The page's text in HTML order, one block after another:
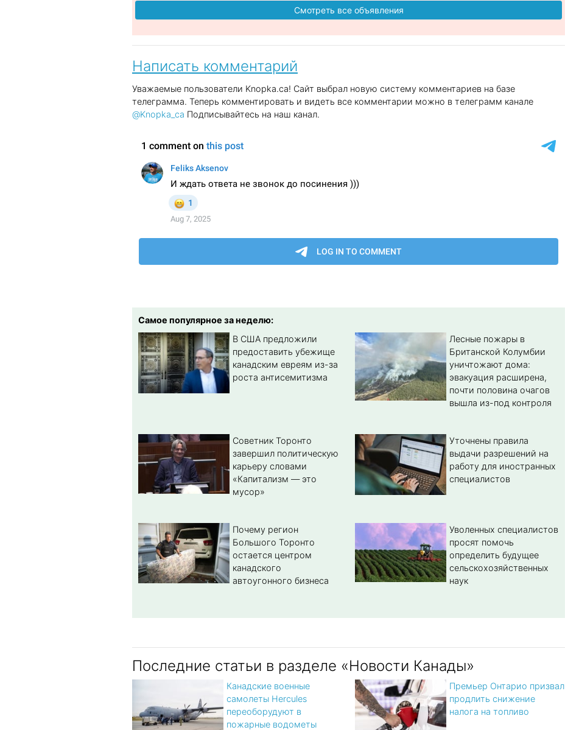
Смотреть все объявления
Написать комментарий
Уважаемые пользователи Knopka.ca! Сайт выбрал новую систему комментариев на базе
телеграмма. Теперь комментировать и видеть все комментарии можно в телеграмм канале
@Knopka_ca Подписывайтесь на наш канал.
Самое популярное за неделю:
В США предложили
предоставить убежище
канадским евреям из-за
роста антисемитизма
Лесные пожары в
Британской Колумбии
уничтожают дома:
эвакуация расширена,
почти половина очагов
вышла из-под контроля
Советник Торонто
завершил политическую
карьеру словами
«Капитализм — это
мусор»
Уточнены правила
выдачи разрешений на
работу для иностранных
специалистов
Почему регион
Большого Торонто
остается центром
канадского
автоугонного бизнеса
Уволенных специалистов
просят помочь
определить будущее
сельскохозяйственных
наук
Последние статьи в разделе «Новости Канады»
Канадские военные
самолеты Hercules
переоборудуют в
пожарные водометы
Премьер Онтарио призвал
продлить снижение
налога на топливо